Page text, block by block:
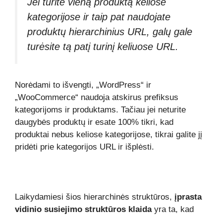
kategorijose ir taip pat naudojate
produktų hierarchinius URL, galų gale
turėsite tą patį turinį keliuose URL.
Norėdami to išvengti, „WordPress“ ir
„WooCommerce“ naudoja atskirus prefiksus
kategorijoms ir produktams. Tačiau jei neturite
daugybės produktų ir esate 100% tikri, kad
produktai nebus keliose kategorijose, tikrai galite jį
pridėti prie kategorijos URL ir išplėsti.
Laikydamiesi šios hierarchinės struktūros, įprasta
vidinio susiejimo struktūros klaidayra ta, kad